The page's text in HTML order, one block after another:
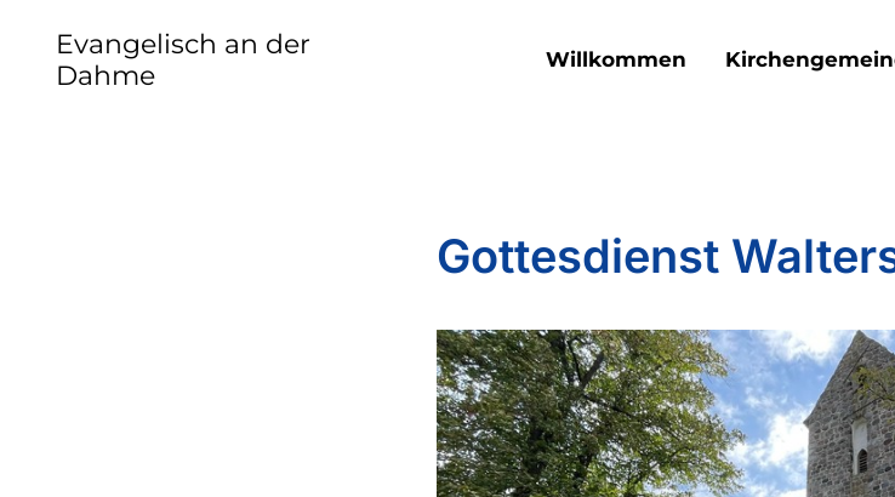
Evangelisch an der
Dahme
Willkommen
Gottesdienst